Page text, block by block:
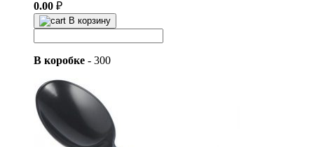
0.00 ₽
В корзину
В коробке - 300